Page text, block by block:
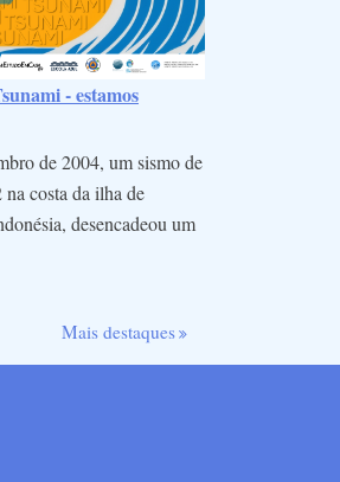
- estamos
de 2004, um sismo de
costa da ilha de
desencadeou um
Mais destaques